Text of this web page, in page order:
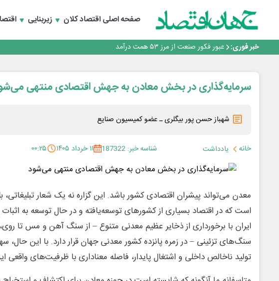
صفحه اصلیاقتصاد کلان زیربنایی
خبر فوری:
چشم‌انداز صادرات گوشت مرغ؛ از ناپایداری سیاست‌ها تا اعتماد به خصوصی‌ها
عبور فکور صنعت از مرز ۵۳ همت درآمد
رییس‌کل بیمه مرکزی: برای حقوق مردم خط قرمز ندارم
نرخ سود بانکی؛ تیغ دو لبه برای تولید و بازار سرمایه
چشم‌انداز صادرات گوشت مرغ؛ از ناپایداری سیاست‌ها تا اعتماد به خصوصی‌ها
طلسم خانه‌سازی چینی‌ها در ایران شکسته می‌شود؟
رییس‌کل بیمه مرکزی: برای حقوق مردم خط قرمز ندارم
سرمایه‌گذاری در بخش معادن به جهش اقتصادی منتهی
شهباز حسن پور بیگلری ـ عضو کمیسیون صنایع
خانه یادداشت شناسه خبر: 187322 ۱۱ خرداد ۱۴۰۵ ۰۰:۲۵
معدن می‌تواند پیشران اقتصادی کشور باشد. این گزاره نه یک شعار تبلیغاتی،
است که در اقتصاد بسیاری از کشورهای توسعه‌یافته و در حال توسعه به
ایران با برخورداری از ذخایر عظیم معدنی متنوع – از سنگ آهن و مس تا
سنگ‌های تزئینی – در زمره پانزده کشور معدنی جهان قرار دارد. با این حال،
تولید ناخالص داخلی و اشتغال پایدار، فاصله معناداری با ظرفیت‌های واقعی